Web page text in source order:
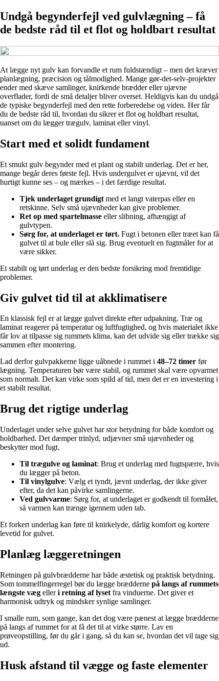
Undgå begynderfejl ved gulvlægning – få
de bedste råd til et flot og holdbart resultat
At lægge nyt gulv kan forvandle et rum fuldstændigt – men det kræver
planlægning, præcision og tålmodighed. Mange gør-det-selv-projekter
ender med skæve samlinger, knirkende brædder eller ujævne
overflader, fordi de små detaljer bliver overset. Heldigvis kan du undgå
de typiske begynderfejl med den rette forberedelse og viden. Her får
du de bedste råd til, hvordan du sikrer et flot og holdbart resultat,
uanset om du lægger trægulv, laminat eller vinyl.
Start med et solidt fundament
Et smukt gulv begynder med et plant og stabilt underlag. Det er her,
mange begår deres første fejl. Hvis undergulvet er ujævnt, vil det
hurtigt kunne ses – og mærkes – i det færdige resultat.
Tjek underlaget grundigt med et langt vaterpas eller en
retskinne. Selv små ujævnheder kan give problemer.
Ret op med spartelmasse eller slibning, afhængigt af
gulvtypen.
Sørg for, at underlaget er tørt. Fugt i betonen eller træet kan få
gulvet til at bule eller slå sig. Brug eventuelt en fugtmåler for at
være sikker.
Et stabilt og tørt underlag er den bedste forsikring mod fremtidige
problemer.
Giv gulvet tid til at akklimatisere
En klassisk fejl er at lægge gulvet direkte efter udpakning. Træ og
laminat reagerer på temperatur og luftfugtighed, og hvis materialet ikke
får lov at tilpasse sig rummets klima, kan det udvide sig eller trække sig
sammen efter montering.
Lad derfor gulvpakkerne ligge uåbnede i rummet i 48–72 timer før
lægning. Temperaturen bør være stabil, og rummet skal være opvarmet
som normalt. Det kan virke som spild af tid, men det er en investering i
et stabilt resultat.
Brug det rigtige underlag
Underlaget under selve gulvet har stor betydning for både komfort og
holdbarhed. Det dæmper trinlyd, udjævner små ujævnheder og
beskytter mod fugt.
Til trægulve og laminat: Brug et underlag med fugtspærre, hvis
du lægger på beton.
Til vinylgulve: Vælg et tyndt, jævnt underlag, der ikke giver
efter, da det kan påvirke samlingerne.
Ved gulvvarme: Sørg for, at underlaget er godkendt til formålet,
så varmen kan trænge igennem uden tab.
Et forkert underlag kan føre til knirkelyde, dårlig komfort og kortere
levetid for gulvet.
Planlæg læggeretningen
Retningen på gulvbrædderne har både æstetisk og praktisk betydning.
Som tommelfingerregel bør du lægge brædderne på langs af rummets
længste væg elleri retning af lyset fra vinduerne. Det giver et
harmonisk udtryk og mindsker synlige samlinger.
I smalle rum, som gange, kan det dog være pænest at lægge brædderne
på langs af rummet for at få det til at virke større. Lav en
prøveopstilling, før du går i gang, så du kan se, hvordan det vil tage sig
ud.
Husk afstand til vægge og faste elementer